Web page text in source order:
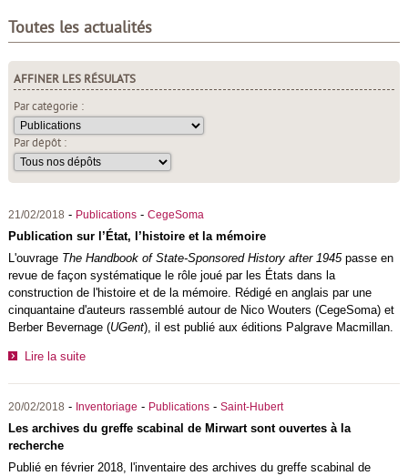
Toutes les actualités
AFFINER LES RÉSULATS
Par catégorie :
Par dépôt :
21/02/2018 - Publications- CegeSoma
Publication sur l’État, l’histoire et la mémoire
L'ouvrage The Handbook of State-Sponsored History after 1945passe en
revue de façon systématique le rôle joué par les États dans la
construction de l'histoire et de la mémoire. Rédigé en anglais par une
cinquantaine d'auteurs rassemblé autour de Nico Wouters (CegeSoma) et
Berber Bevernage (UGent), il est publié aux éditions Palgrave Macmillan.
Lire la suite
20/02/2018 - Inventoriage - Publications- Saint-Hubert
Les archives du greffe scabinal de Mirwart sont ouvertes à la
recherche
Publié en février 2018, l'inventaire des archives du greffe scabinal de